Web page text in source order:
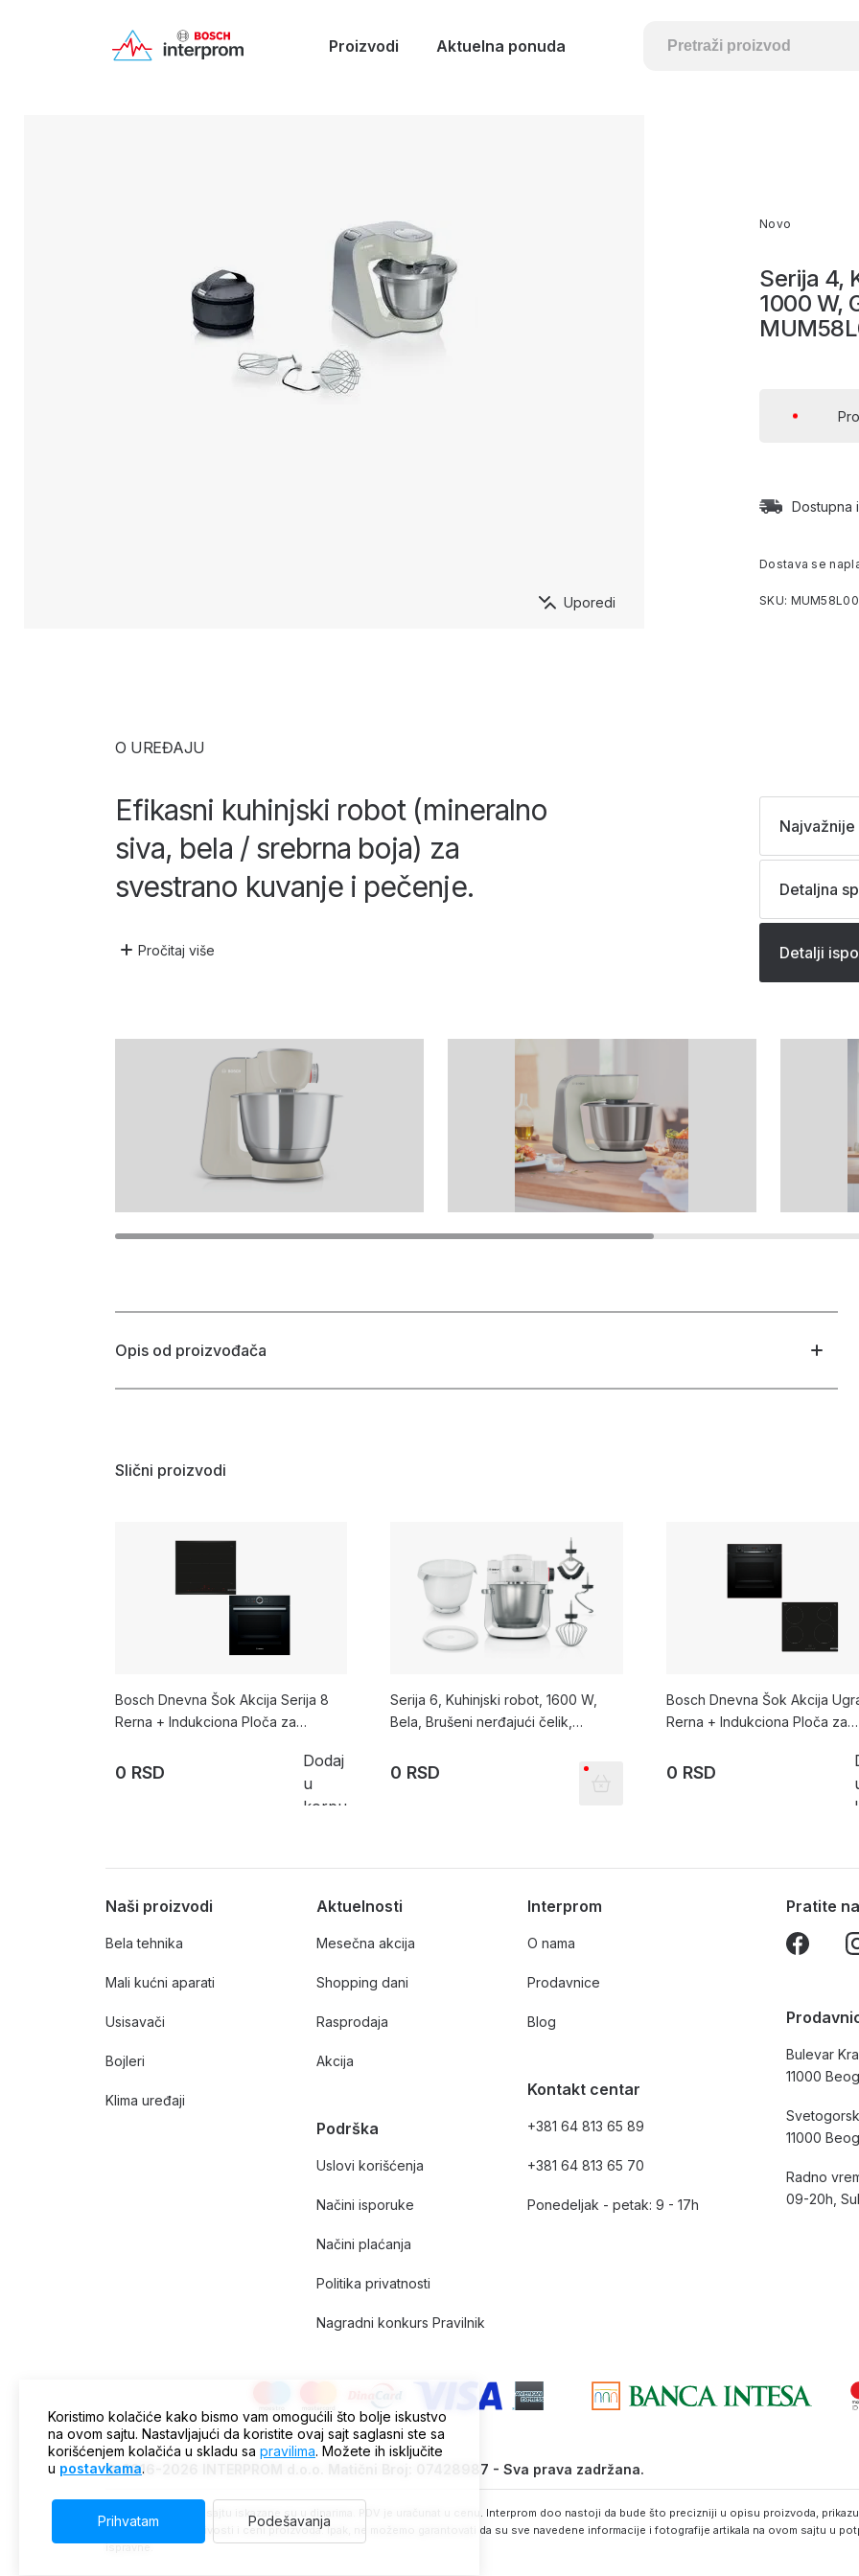
Proizvodi Aktuelna ponuda
Uporedi
Novo
Serija 4,
1000 W,
Dostupna
Dostava se
SKU: MUM58L00
O UREĐAJU
Efikasni kuhinjski robot (mineralno
siva, bela / srebrna boja) za
svestrano kuvanje i pečenje.
Pročitaj više
Detaljna
Detalji
Opis od proizvođača
Slični proizvodi
Bosch Dnevna Šok Akcija Serija 8
Rerna + Indukciona Ploča za
0 RSD
Dodaj
u
korpu
Serija 6, Kuhinjski robot, 1600 W,
Bela, Brušeni nerđajući čelik,
0 RSD
Bosch Dnevna Šok Akcija
Rerna + Indukciona Ploča za
0 RSD
Naši proizvodi
Bela tehnika
Mali kućni aparati
Usisavači
Bojleri
Klima uređaji
Aktuelnosti
Mesečna akcija
Shopping dani
Rasprodaja
Akcija
Podrška
Uslovi korišćenja
Načini isporuke
Načini plaćanja
Politika privatnosti
Nagradni konkurs Pravilnik
Interprom
O nama
Prodavnice
Blog
Kontakt centar
+381 64 813 65 89
+381 64 813 65 70
Ponedeljak - petak: 9 - 17h
Pratite
Bulevar
11000
11000
Radno
09-20h,
© 2016-2026 INTERPROM d.o.o. Matični Broj: 07428987 - Sva prava zadržana.
Sve cene na ovom sajtu iskazane su u dinarima. PDV je uračunat u cenu. Interprom doo nastoji da bude što precizniji u opisu proizvoda,
trenutnoj raspoloživosti i ceni proizvoda. Ipak, ne možemo garantovati da su sve navedene informacije i fotografije artikala na ovom sajtu u
ispravne.
Koristimo kolačiće kako bismo vam omogućili što bolje iskustvo
na ovom sajtu. Nastavljajući da koristite ovaj sajt saglasni ste sa
korišćenjem kolačića u skladu sa pravilima. Možete ih isključite
u postavkama.
Prihvatam Podešavanja